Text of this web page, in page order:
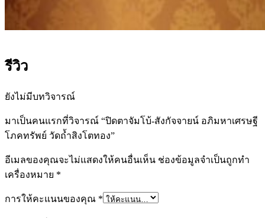
รีวิว
ยังไม่มีบทวิจารณ์
มาเป็นคนแรกที่วิจารณ์ “ปิดตาจัมโบ้-สังกัจจายน์ อภิมหาเศรษฐี
โภคทรัพย์ วัดถ้ำสิงโตทอง”
อีเมลของคุณจะไม่แสดงให้คนอื่นเห็น ช่องข้อมูลจำเป็นถูกทำ
เครื่องหมาย *
การให้คะแนนของคุณ *